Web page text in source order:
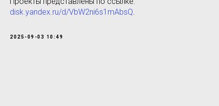
disk.yandex.ru/d/VbW2ni6s1mAbsQ
2025-09-03 10:49